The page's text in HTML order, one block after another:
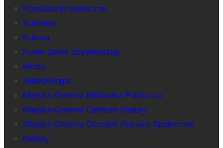
Konsultacje społeczne
Kulinaria
Kultura
Kurier Ziemi Szydłowskiej
Media
Meteorologia
Miejsko-Gminna Biblioteka Publiczna
Miejsko-Gminne Centrum Kultury
Miejsko-Gminny Ośrodek Pomocy Społecznej
Nabory